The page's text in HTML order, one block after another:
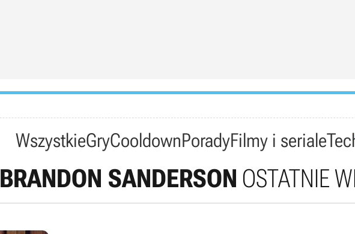
WszystkieGryCooldownPoradyFilmy i seriale
BRANDON SANDERSON OSTATNIE